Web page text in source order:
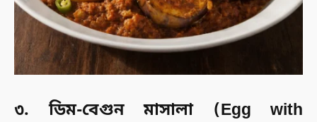
৩. ডিম-বেগুন মাসালা (Egg with